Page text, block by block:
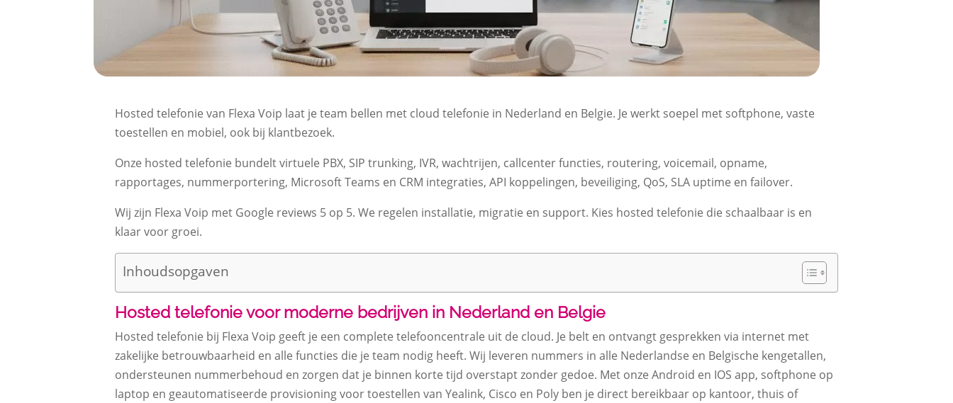
Hosted telefonie van Flexa Voip laat je team bellen met cloud telefonie in Nederland en Belgie. Je werkt soepel met softphone, vaste
toestellen en mobiel, ook bij klantbezoek.
Onze hosted telefonie bundelt virtuele PBX, SIP trunking, IVR, wachtrijen, callcenter functies, routering, voicemail, opname,
rapportages, nummerportering, Microsoft Teams en CRM integraties, API koppelingen, beveiliging, QoS, SLA uptime en failover.
Wij zijn Flexa Voip met Google reviews 5 op 5. We regelen installatie, migratie en support. Kies hosted telefonie die schaalbaar is en
klaar voor groei.
Inhoudsopgaven
Hosted telefonie voor moderne bedrijven in Nederland en Belgie
Hosted telefonie bij Flexa Voip geeft je een complete telefooncentrale uit de cloud. Je belt en ontvangt gesprekken via internet met
zakelijke betrouwbaarheid en alle functies die je team nodig heeft. Wij leveren nummers in alle Nederlandse en Belgische kengetallen,
ondersteunen nummerbehoud en zorgen dat je binnen korte tijd overstapt zonder gedoe. Met onze Android en IOS app, softphone op
laptop en geautomatiseerde provisioning voor toestellen van Yealink, Cisco en Poly ben je direct bereikbaar op kantoor, thuis of